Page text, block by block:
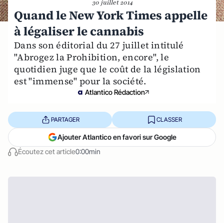
30 juillet 2014
Quand le New York Times appelle
à légaliser le cannabis
Dans son éditorial du 27 juillet intitulé
"Abrogez la Prohibition, encore", le
quotidien juge que le coût de la législation
est "immense" pour la société.
Atlantico Rédaction
Écoutez cet article0:00min
PARTAGER CLASSER
Ajouter Atlantico en favori sur Google